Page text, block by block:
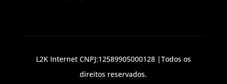
L2K Internet CNPJ:12589905000128 |Todos os
direitos reservados.